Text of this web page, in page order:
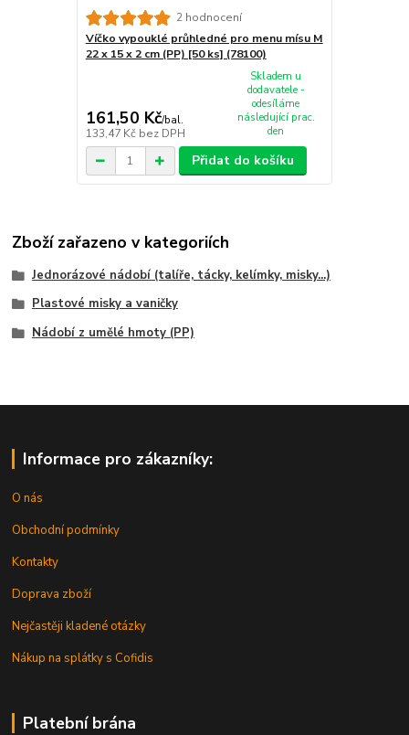
2 hodnocení
Víčko vypouklé průhledné pro menu mísu M
22 x 15 x 2 cm (PP) [50 ks] (78100)
161,50 Kč/bal.
133,47 Kč bez DPH
Skladem u
dodavatele -
odesíláme
následující prac.
den
Přidat do košíku
Zboží zařazeno v kategoriích
Jednorázové nádobí (talíře, tácky, kelímky, misky...)
Plastové misky a vaničky
Nádobí z umělé hmoty (PP)
Informace pro zákazníky:
O nás
Obchodní podmínky
Kontakty
Doprava zboží
Nejčastěji kladené otázky
Nákup na splátky s Cofidis
Platební brána